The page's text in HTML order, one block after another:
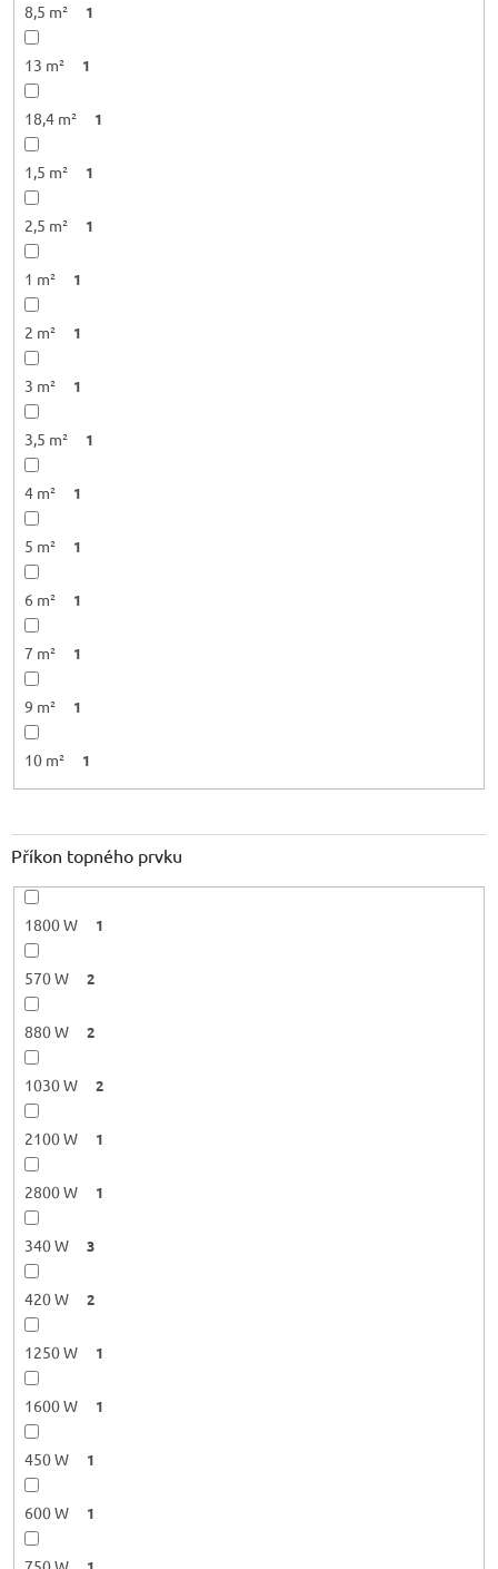
8,5 m² 1
13 m² 1
18,4 m² 1
1,5 m² 1
2,5 m² 1
1 m² 1
2 m² 1
3 m² 1
3,5 m² 1
4 m² 1
5 m² 1
6 m² 1
7 m² 1
9 m² 1
10 m² 1
Příkon topného prvku
1800 W 1
570 W 2
880 W 2
1030 W 2
2100 W 1
2800 W 1
340 W 3
420 W 2
1250 W 1
1600 W 1
450 W 1
600 W 1